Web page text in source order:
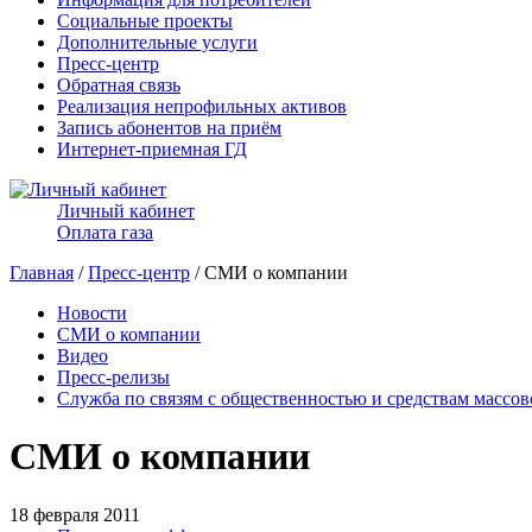
Социальные проекты
Дополнительные услуги
Пресс-центр
Обратная связь
Реализация непрофильных активов
Запись абонентов на приём
Интернет-приемная ГД
Личный кабинет
Оплата газа
Главная /Пресс-центр / СМИ о компании
Новости
СМИ о компании
Видео
Пресс-релизы
Служба по связям с общественностью и средствам
СМИ о компании
18 февраля 2011